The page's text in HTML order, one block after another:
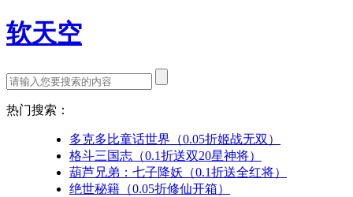
软天空
热门搜索：
多克多比童话世界（0.05折姬战无双）
格斗三国志（0.1折送双20星神将）
葫芦兄弟：七子降妖（0.1折送全红将）
绝世秘籍（0.05折修仙开箱）